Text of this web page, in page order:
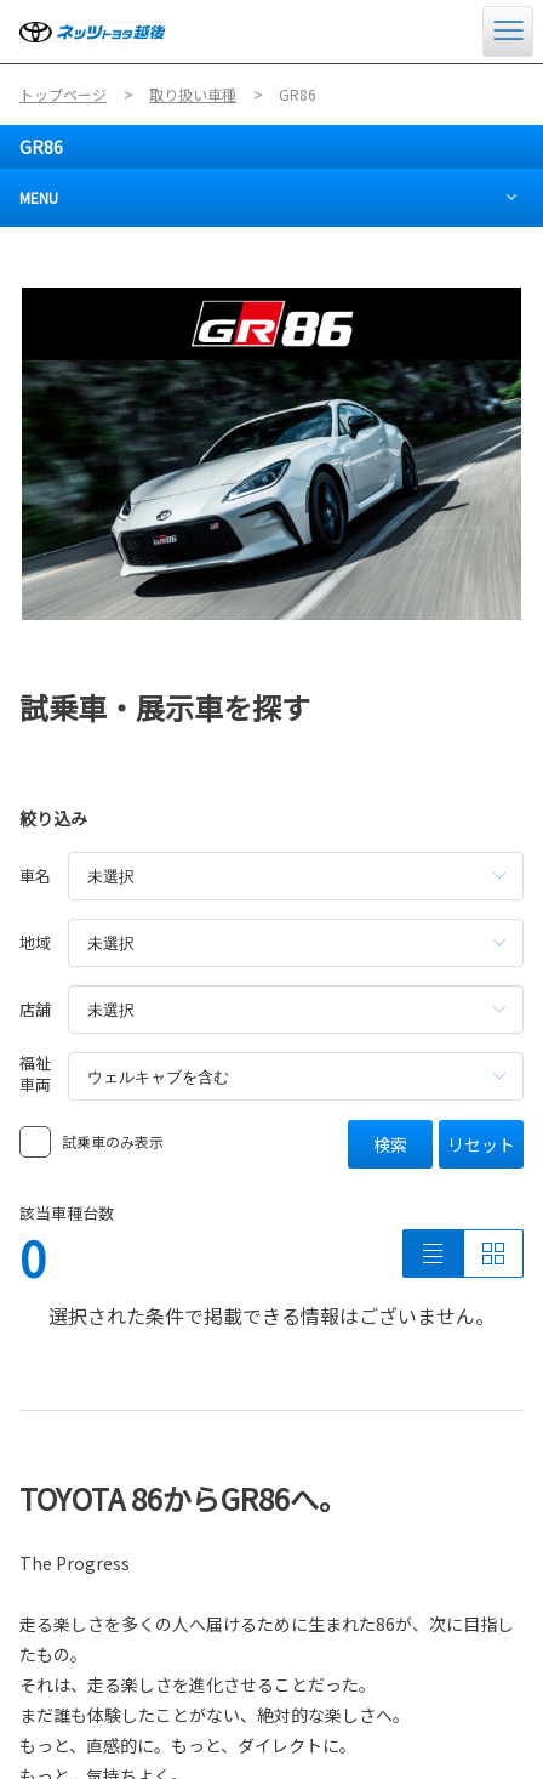
トップページ 取り扱い車種 GR86
GR86
MENU
試乗車・展示車を探す
絞り込み
車名
地域
店舗
福祉
車両
試乗車のみ表示 検索 リセット
該当車種台数
0
選択された条件で掲載できる情報はございません。
TOYOTA 86からGR86へ。
The Progress
⾛る楽しさを多くの⼈へ届けるために生まれた86が、次に目指し
たもの。
それは、走る楽しさを進化させることだった。
まだ誰も体験したことがない、絶対的な楽しさへ。
もっと、直感的に。もっと、ダイレクトに。